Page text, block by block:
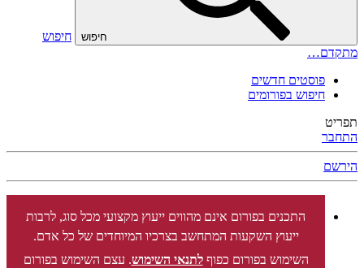
חיפוש
חיפוש
מתקדם…
פוסטים חדשים
חיפוש בפורומים
תפריט
התחבר
הירשם
התכנים בפורום אינם מהווים ייעוץ מקצועי מכל סוג, לרבות
ייעוץ השקעות המתחשב בצרכיו המיוחדים של כל אדם.
השימוש בפורום כפוףלתנאי השימוש. עצם השימוש בפורום